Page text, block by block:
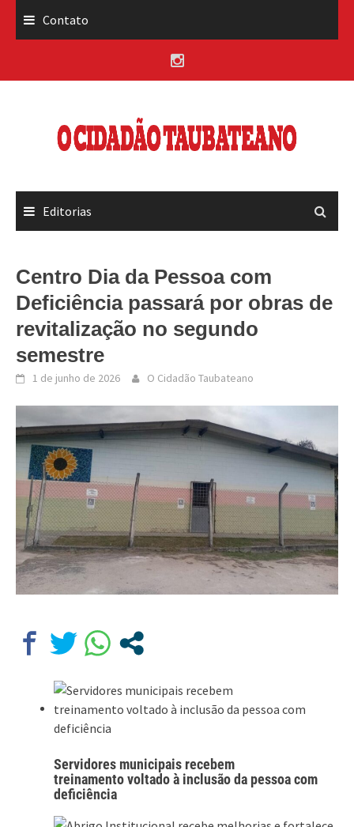
Contato
Editorias
Centro Dia da Pessoa com
Deficiência passará por obras de
revitalização no segundo
semestre
1 de junho de 2026 O Cidadão Taubateano
Servidores municipais recebem
treinamento voltado à inclusão da pessoa com
deficiência